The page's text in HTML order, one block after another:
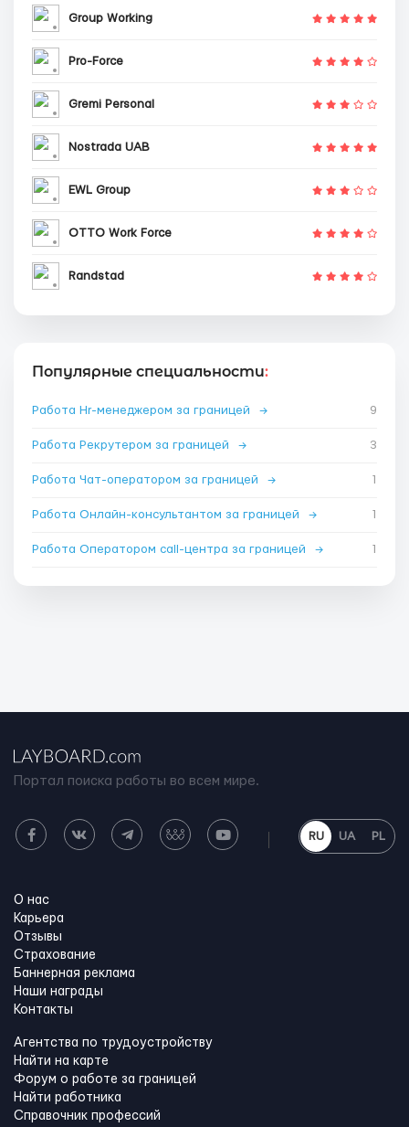
Group Working
Pro-Force
Gremi Personal
Nostrada UAB
EWL Group
OTTO Work Force
Randstad
Популярные специальности:
Работа Hr-менеджером за границей → 9
Работа Рекрутером за границей → 3
Работа Чат-оператором за границей → 1
Работа Онлайн-консультантом за границей → 1
Работа Оператором call-центра за границей → 1
Портал поиска работы во всем мире.
RU UA PL
О нас
Карьера
Отзывы
Страхование
Баннерная реклама
Наши награды
Контакты
Агентства по трудоустройству
Найти на карте
Форум о работе за границей
Найти работника
Справочник профессий